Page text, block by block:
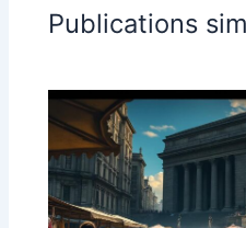
Publications